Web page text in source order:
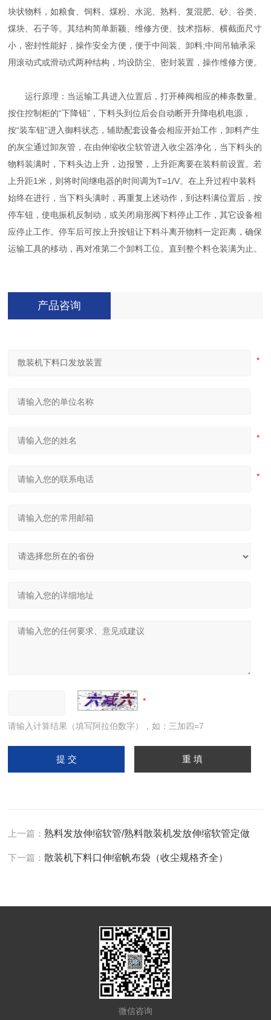
块状物料，如粮食、饲料、煤粉、水泥、熟料、复混肥、砂、谷类、
煤块、石子等。其结构简单新颖、维修方便、技术指标、横截面尺寸
小，密封性能好，操作安全方便，便于中间装、卸料;中间吊轴承采
用滚动式或滑动式两种结构，均设防尘、密封装置，操作维修方便。
运行原理：当运输工具进入位置后，打开棒阀相应的棒条数量。
按住控制柜的“下降钮”，下料头到位后会自动断开升降电机电源，
按“装车钮”进入御料状态，辅助配套设备会相应开始工作，卸料产生
的灰尘通过卸灰管，在由伸缩收尘软管进入收尘器净化，当下料头的
物料装满时，下料头边上升，边报警，上升距离要在装料前设置。若
上升距1米，则将时间继电器的时间调为T=1/V。在上升过程中装料
始终在进行，当下料头满时，再重复上述动作，到达料满位置后，按
停车钮，使电振机反制动，或关闭扇形阀下料停止工作，其它设备相
应停止工作。停车后可按上升按钮让下料斗离开物料一定距离，确保
运输工具的移动，再对准第二个卸料工位。直到整个料仓装满为止。
产品咨询
请输入计算结果（填写阿拉伯数字），如：三加四=7
上一篇：熟料发放伸缩软管/熟料散装机发放伸缩软管定做
下一篇：散装机下料口伸缩帆布袋（收尘规格齐全）
微信咨询